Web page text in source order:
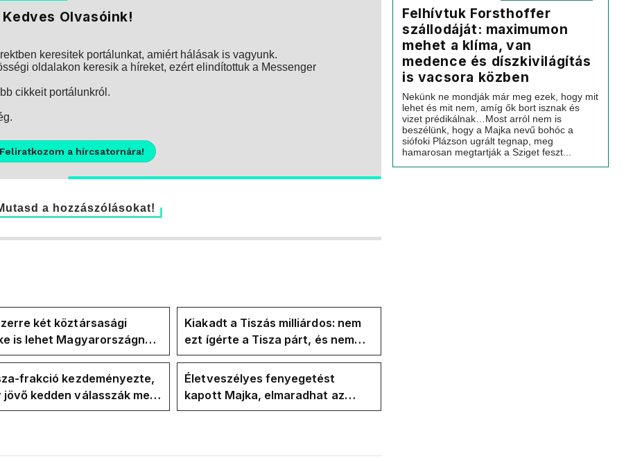
Kedves Olvasóink!
keresitek portálunkat, amiért hálásak is vagyunk.
oldalakon keresik a híreket, ezért elindítottuk a Messenger
cikkeit portálunkról.
Feliratkozom a hírcsatornára!
a hozzászólásokat!
két köztársasági
is lehet Magyarországnak
Kiakadt a Tiszás milliárdos: nem
ezt ígérte a Tisza párt, és nem
ezt ígérte Magyar Péter a
kampányban
frakció kezdeményezte,
jövő kedden válasszák meg
köztársasági elnököt
Életveszélyes fenyegetést
kapott Majka, elmaradhat az
erdélyi koncertje
Felhívtuk Forsthoffer
szállodáját: maximumon
mehet a klíma, van
medence és díszkivilágítás
is vacsora közben
Nekünk ne mondják már meg ezek, hogy mit
lehet és mit nem, amíg ők bort isznak és
vizet prédikálnak…Most arról nem is
beszélünk, hogy a Majka nevű bohóc a
siófoki Plázson ugrált tegnap, meg
hamarosan megtartják a Sziget feszt...